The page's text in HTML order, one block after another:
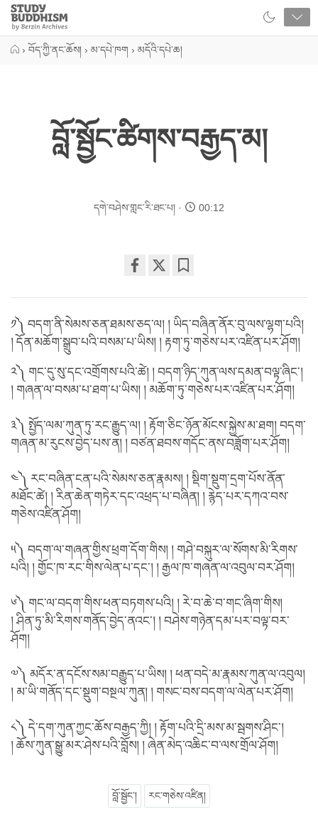
Close
Study
Buddhism
Home
› བོད་ཀྱི་ནང་ཆོས། › མ་དཔེ་ཁག › མདོའི་དཔེ་ཆ།
བློ་སྦྱོང་ཚིགས་བརྒྱད་མ།
དགེ་བཤེས་གླང་རི་ཐང་པ། 00:12
on
facebook
༡༽ བདག་ནི་སེམས་ཅན་ཐམས་ཅད་ལ། ། ཡིད་བཞིན་ནོར་བུ་ལས་ལྷག་པའི།
། དོན་མཆོག་སྒྲུབ་པའི་བསམ་པ་ཡིས། ། རྟག་ཏུ་གཅེས་པར་འཛིན་པར་ཤོག།
༢༽ གང་དུ་སུ་དང་འགྲོགས་པའི་ཚེ། ། བདག་ཉིད་ཀུན་ལས་དམན་བལྟ་ཞིང༌།
། གཞན་ལ་བསམ་པ་ཐག་པ་ཡིས། ། མཆོག་ཏུ་གཅེས་པར་འཛིན་པར་ཤོག།
༣༽ སྤྱོད་ལམ་ཀུན་ཏུ་རང་རྒྱུད་ལ། ། རྟོག་ཅིང་ཉོན་མོངས་སྐྱེས་མ་ཐག། བདག་
གཞན་མ་རུངས་བྱེད་པས་ན། ། བཙན་ཐབས་གདོང་ནས་བཟློག་པར་ཤོག།
༤༽ རང་བཞིན་ངན་པའི་སེམས་ཅན་རྣམས། ། སྡིག་སྡུག་དྲག་པོས་ནོན་
མཐོང་ཚེ། ། རིན་ཆེན་གཏེར་དང་འཕྲད་པ་བཞིན། ། རྙེད་པར་དཀའ་བས་
གཅེས་འཛིན་ཤོག།
༥༽ བདག་ལ་གཞན་གྱིས་ཕྲག་དོག་གིས། ། གཤེ་བསྐུར་ལ་སོགས་མི་རིགས་
པའི། ། གྱོང་ཁ་རང་གིས་ལེན་པ་དང༌། ། རྒྱལ་ཁ་གཞན་ལ་འབུལ་བར་ཤོག།
༦༽ གང་ལ་བདག་གིས་ཕན་བཏགས་པའི། ། རེ་བ་ཆེ་བ་གང་ཞིག་གིས།
། ཤིན་ཏུ་མི་རིགས་གནོད་བྱེད་ནའང༌། ། བཤེས་གཉེན་དམ་པར་བལྟ་བར་
ཤོག།
༧༽ མདོར་ན་དངོས་སམ་བརྒྱུད་པ་ཡིས། ། ཕན་བདེ་མ་རྣམས་ཀུན་ལ་འབུལ།
། མ་ཡི་གནོད་དང་སྡུག་བསྔལ་ཀུན། ། གསང་བས་བདག་ལ་ལེན་པར་ཤོག།
༨༽ དེ་དག་ཀུན་ཀྱང་ཆོས་བརྒྱད་ཀྱི། ། རྟོག་པའི་དྲི་མས་མ་སྦགས་ཤིང༌།
། ཆོས་ཀུན་སྒྱུ་མར་ཤེས་པའི་བློས། ། ཞེན་མེད་འཆིང་བ་ལས་གྲོལ་ཤོག།
བློ་སྦྱོང་། རང་གཅེས་འཛིན།